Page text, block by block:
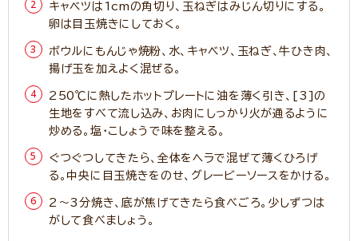
キャベツは1cmの角切り、玉ねぎはみじん切りにする。
卵は目玉焼きにしておく。
ボウルにもんじゃ焼粉、水、キャベツ、玉ねぎ、牛ひき肉、
揚げ玉を加えよく混ぜる。
250℃に熱したホットプレートに油を薄く引き、[3]の
生地をすべて流し込み、お肉にしっかり火が通るように
炒める。塩・こしょうで味を整える。
ぐつぐつしてきたら、全体をヘラで混ぜて薄くひろげ
る。中央に目玉焼きをのせ、グレービーソースをかける。
2～3分焼き、底が焦げてきたら食べごろ。少しずつは
がして食べましょう。